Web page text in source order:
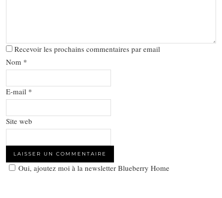
Recevoir les prochains commentaires par email
Nom *
E-mail *
Site web
Oui, ajoutez moi à la newsletter Blueberry Home